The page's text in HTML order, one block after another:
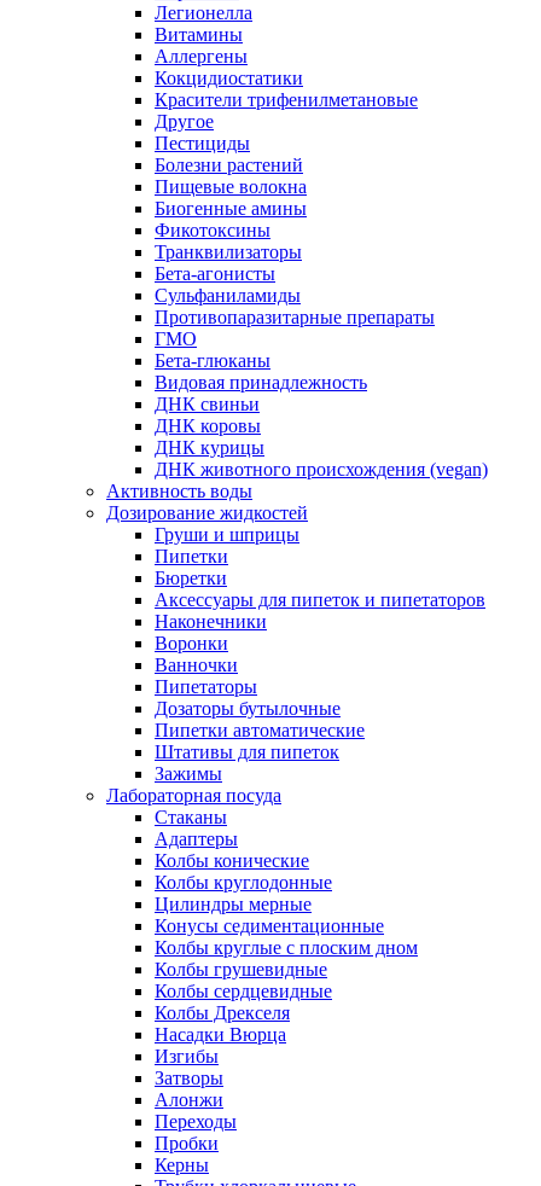
Легионелла
Витамины
Аллергены
Кокцидиостатики
Красители трифенилметановые
Другое
Пестициды
Болезни растений
Пищевые волокна
Биогенные амины
Фикотоксины
Транквилизаторы
Бета-агонисты
Сульфаниламиды
Противопаразитарные препараты
ГМО
Бета-глюканы
Видовая принадлежность
ДНК свиньи
ДНК коровы
ДНК курицы
ДНК животного происхождения (vegan)
Активность воды
Дозирование жидкостей
Груши и шприцы
Пипетки
Бюретки
Аксессуары для пипеток и пипетаторов
Наконечники
Воронки
Ванночки
Пипетаторы
Дозаторы бутылочные
Пипетки автоматические
Штативы для пипеток
Зажимы
Лабораторная посуда
Стаканы
Адаптеры
Колбы конические
Колбы круглодонные
Цилиндры мерные
Конусы седиментационные
Колбы круглые с плоским дном
Колбы грушевидные
Колбы сердцевидные
Колбы Дрекселя
Насадки Вюрца
Изгибы
Затворы
Алонжи
Переходы
Пробки
Керны